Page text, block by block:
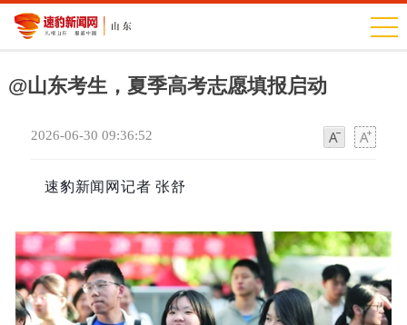
@山东考生，夏季高考志愿填报启动
2026-06-30 09:36:52
速豹新闻网记者 张舒